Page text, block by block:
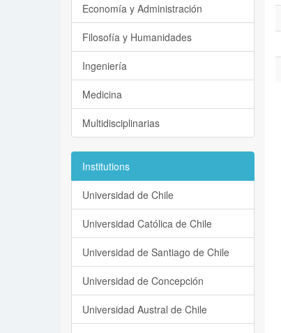
Economía y Administración
Filosofía y Humanidades
Ingeniería
Medicina
Multidisciplinarias
Institutions
Universidad de Chile
Universidad Católica de Chile
Universidad de Santiago de Chile
Universidad de Concepción
Universidad Austral de Chile